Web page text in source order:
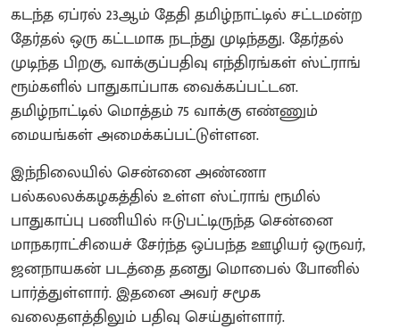
கடந்த ஏப்ரல் 23ஆம் தேதி தமிழ்நாட்டில் சட்டமன்ற
தேர்தல் ஒரு கட்டமாக நடந்து முடிந்தது. தேர்தல்
முடிந்த பிறகு, வாக்குப்பதிவு எந்திரங்கள் ஸ்ட்ராங்
ரூம்களில் பாதுகாப்பாக வைக்கப்பட்டன.
தமிழ்நாட்டில் மொத்தம் 75 வாக்கு எண்ணும்
மையங்கள் அமைக்கப்பட்டுள்ளன.
இந்நிலையில் சென்னை அண்ணா
பல்கலலக்கழகத்தில் உள்ள ஸ்ட்ராங் ரூமில்
பாதுகாப்பு பணியில் ஈடுபட்டிருந்த சென்னை
மாநகராட்சியைச் சேர்ந்த ஒப்பந்த ஊழியர் ஒருவர்,
ஜனநாயகன் படத்தை தனது மொபைல் போனில்
பார்த்துள்ளார். இதனை அவர் சமூக
வலைதளத்திலும் பதிவு செய்துள்ளார்.